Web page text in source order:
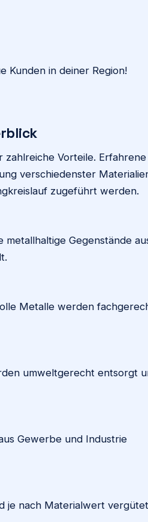
Kunden in deiner Region!
Vorteile. Erfahrene
verschiedenster
zugeführt werden.
Gegenstände
Metalle werden
umweltgerecht entsorgt
Gewerbe und Industrie
je nach Materialwert